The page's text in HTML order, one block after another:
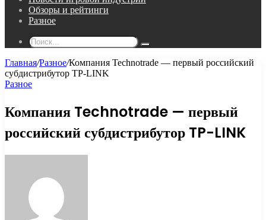
Обзоры и рейтинги
Разное
Поиск...
Главная/Разное/Компания Technotrade — первый российский
субдистрибутор TP-LINK
Разное
Компания Technotrade — первый
российский субдистрибутор TP-LINK